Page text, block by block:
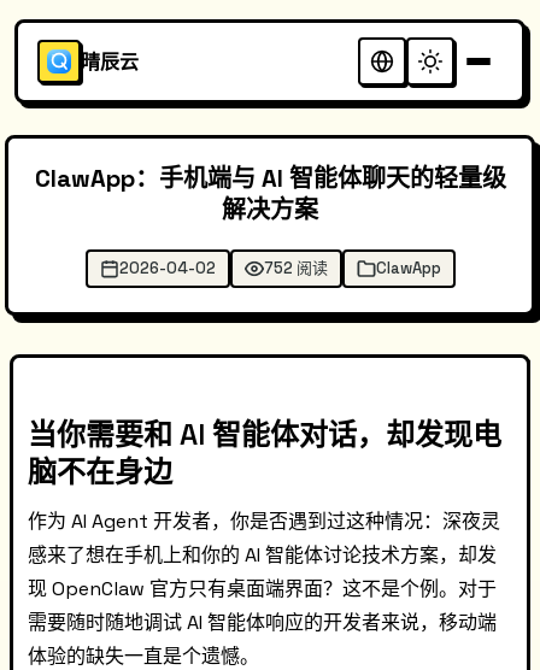
晴辰云
ClawApp：手机端与 AI 智能体聊天的轻量级
解决方案
2026-04-02 752 阅读 ClawApp
当你需要和 AI 智能体对话，却发现电
脑不在身边
作为 AI Agent 开发者，你是否遇到过这种情况：深夜灵
感来了想在手机上和你的 AI 智能体讨论技术方案，却发
现 OpenClaw 官方只有桌面端界面？这不是个例。对于
需要随时随地调试 AI 智能体响应的开发者来说，移动端
体验的缺失一直是个遗憾。